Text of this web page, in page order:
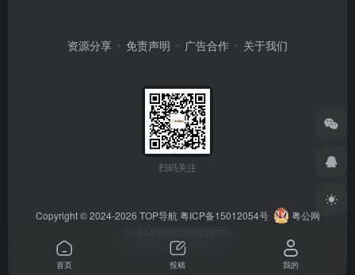
资源分享 免责声明 广告合作 关于我们
扫码关注
Copyright © 2024-2026 TOP导航 粤ICP备15012054号
粤公网
首页 投稿 我的